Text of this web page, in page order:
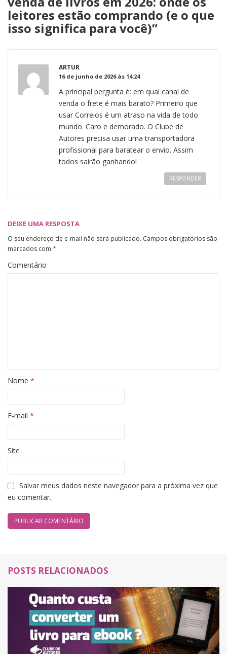
leitores estão comprando (e o que
isso significa para você)”
ARTUR
16 de junho de 2026 às 14:24
A principal pergunta é: em qual canal de
venda o frete é mais barato? Primeiro que
usar Correios é um atraso na vida de todo
mundo. Caro e demorado. O Clube de
Autores precisa usar uma transportadora
profissional para baratear o envio. Assim
todos sairão ganhando!
RESPONDER
DEIXE UMA RESPOSTA
O seu endereço de e-mail não será publicado. Campos obrigatórios são
marcados com *
Comentário
Nome *
E-mail *
Site
Salvar meus dados neste navegador para a próxima vez que
eu comentar.
POSTS RELACIONADOS